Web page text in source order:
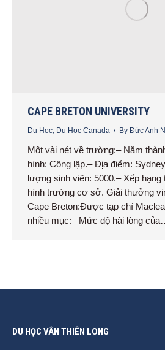
CAPE BRETON UNIVERSITY
Du Học, Du Học Canada By Đức Anh
Một vài nét về trường:– Năm
hình: Công lập.– Địa điểm:
lượng sinh viên: 5000.– Xếp
hình trường cơ sở. Giải thưởng
Cape Breton:Được tạp chí
nhiều mục:– Mức độ hài lòng
DU HỌC VÂN THIÊN LONG